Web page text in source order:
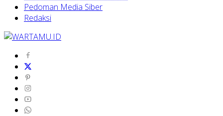
Pedoman Media Siber
Redaksi